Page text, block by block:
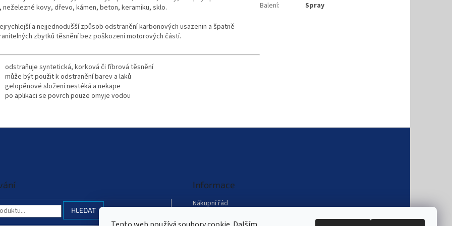
neželezné kovy, dřevo, kámen, beton, keramiku, sklo.
a nejjednodušší způsob odstranění karbonových usazenin a špatně
zbytků těsnění bez poškození motorových částí.
odstraňuje syntetická, korková či fíbrová těsnění
může být použit k odstranění barev a laků
gelopěnové složení nestéká a nekape
po aplikaci se povrch pouze omyje vodou
Balení: Spray
HLEDAT
Informace
Nákupní řád